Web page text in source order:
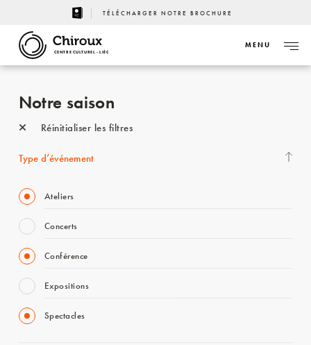
TÉLÉCHARGER NOTRE BROCHURE
CENTRE CULTUREL - LIÈGE
MENU
Notre saison
Réinitialiser les filtres
Type d’événement
Ateliers
Concerts
Conférence
Expositions
Spectacles